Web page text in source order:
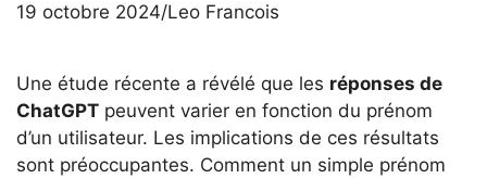
19 octobre 2024/Leo Francois
Une étude récente a révélé que les réponses de
ChatGPT peuvent varier en fonction du prénom
d’un utilisateur. Les implications de ces résultats
sont préoccupantes. Comment un simple prénom